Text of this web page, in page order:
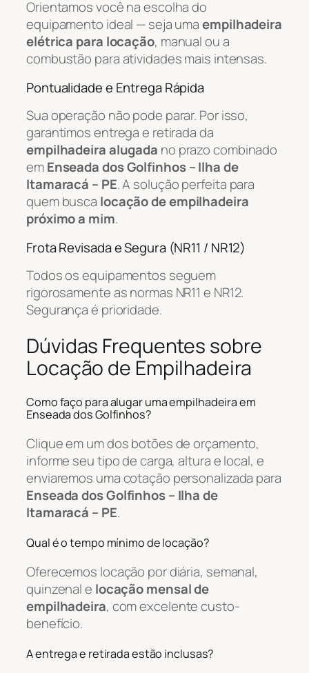
Orientamos você na escolha do
equipamento ideal — seja umaempilhadeira
elétrica para locação, manual ou a
combustão para atividades mais intensas.
Pontualidade e Entrega Rápida
Sua operação não pode parar. Por isso,
garantimos entrega e retirada da
empilhadeira alugada no prazo combinado
emEnseada dos Golfinhos – Ilha de
Itamaracá – PE. A solução perfeita para
quem busca locação de empilhadeira
próximo a mim.
Frota Revisada e Segura (NR11 / NR12)
Todos os equipamentos seguem
rigorosamente as normas NR11 e NR12.
Segurança é prioridade.
Dúvidas Frequentes sobre
Locação de Empilhadeira
Como faço para alugar uma empilhadeira em
Enseada dos Golfinhos?
Clique em um dos botões de orçamento,
informe seu tipo de carga, altura e local, e
enviaremos uma cotação personalizada para
Enseada dos Golfinhos – Ilha de
Itamaracá – PE.
Qual é o tempo mínimo de locação?
Oferecemos locação por diária, semanal,
quinzenal e locação mensal de
empilhadeira, com excelente custo-
benefício.
A entrega e retirada estão inclusas?